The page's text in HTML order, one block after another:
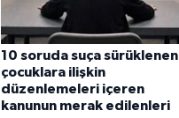
10 soruda suça sürüklenen
çocuklara ilişkin
düzenlemeleri içeren
kanunun merak edilenleri